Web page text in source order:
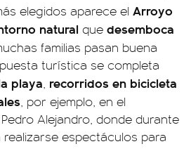
elegidos aparece el Arroyo
natural que desemboca
familias pasan buena
turística se completa
playa recorridos en bicicleta
, por ejemplo, en el
Alejandro, donde durante
espectáculos para